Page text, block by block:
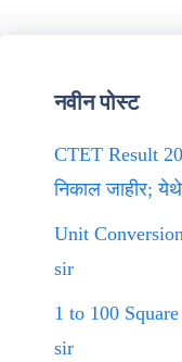
नवीन पोस्ट
CTET Result
निकाल जाहीर;
Unit
sir
1 to 100
sir